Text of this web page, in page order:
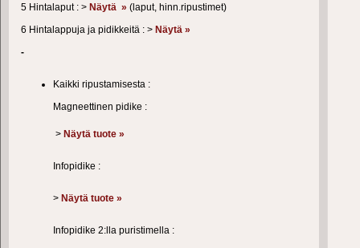
5 Hintalaput : > Näytä » (laput, hinn.ripustimet)
6 Hintalappuja ja pidikkeitä : > Näytä »
-
Kaikki ripustamisesta :
Magneettinen pidike :
> Näytä tuote »
Infopidike :
> Näytä tuote »
Infopidike 2:lla puristimella :